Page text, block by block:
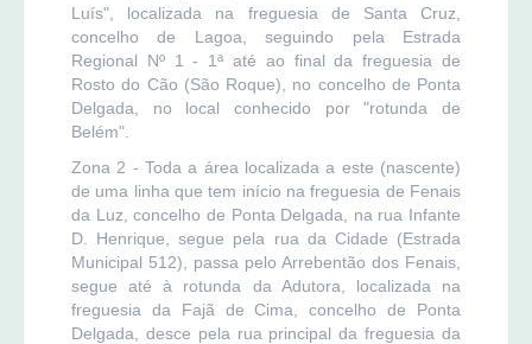
Luís", localizada na freguesia de Santa Cruz,
concelho de Lagoa, seguindo pela Estrada
Regional Nº 1 - 1ª até ao final da freguesia de
Rosto do Cão (São Roque), no concelho de Ponta
Delgada, no local conhecido por "rotunda de
Belém".
Zona 2 - Toda a área localizada a este (nascente)
de uma linha que tem início na freguesia de Fenais
da Luz, concelho de Ponta Delgada, na rua Infante
D. Henrique, segue pela rua da Cidade (Estrada
Municipal 512), passa pelo Arrebentão dos Fenais,
segue até à rotunda da Adutora, localizada na
freguesia da Fajã de Cima, concelho de Ponta
Delgada, desce pela rua principal da freguesia da